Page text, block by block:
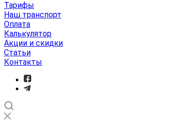
Тарифы
Наш транспорт
Оплата
Калькулятор
Акции и скидки
Статьи
Контакты